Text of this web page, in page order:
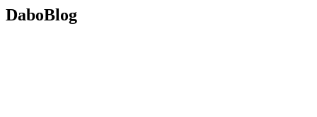
DaboBlog